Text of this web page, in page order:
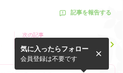
記事を報告する
次の記事
”読むと運気が上がる7月20
日のことば”
気に入ったらフォロー
会員登録は不要です